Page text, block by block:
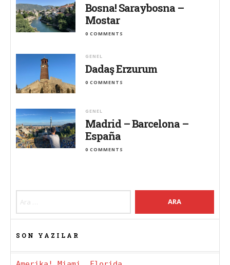
Bosna! Saraybosna –
Mostar
0 COMMENTS
GENEL
Dadaş Erzurum
0 COMMENTS
GENEL
Madrid – Barcelona –
España
0 COMMENTS
SON YAZILAR